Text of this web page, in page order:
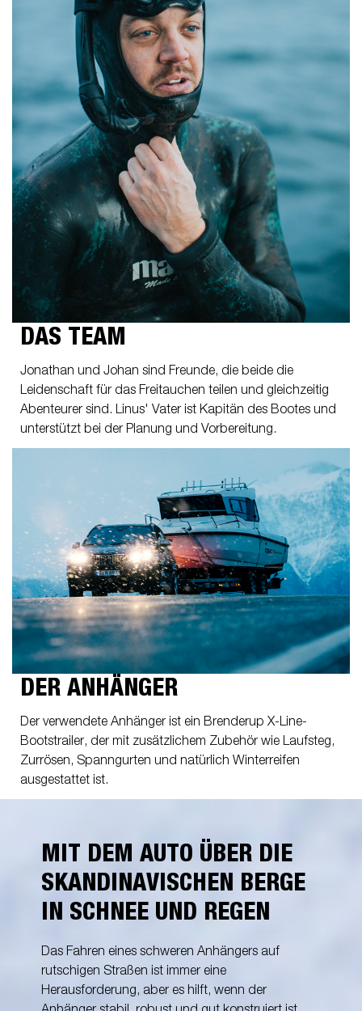
DAS TEAM
Jonathan und Johan sind Freunde, die beide die
Leidenschaft für das Freitauchen teilen und gleichzeitig
Abenteurer sind. Linus' Vater ist Kapitän des Bootes und
unterstützt bei der Planung und Vorbereitung.
DER ANHÄNGER
Der verwendete Anhänger ist ein Brenderup X-Line-
Bootstrailer, der mit zusätzlichem Zubehör wie Laufsteg,
Zurrösen, Spanngurten und natürlich Winterreifen
ausgestattet ist.
MIT DEM AUTO ÜBER DIE
SKANDINAVISCHEN BERGE
IN SCHNEE UND REGEN
Das Fahren eines schweren Anhängers auf
rutschigen Straßen ist immer eine
Herausforderung, aber es hilft, wenn der